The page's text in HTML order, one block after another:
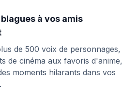
à vos amis
de 500 voix de personnages,
de cinéma aux favoris d'anime,
moments hilarants dans vos